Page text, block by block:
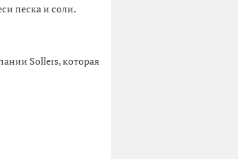
песка и соли.
Sollers, которая